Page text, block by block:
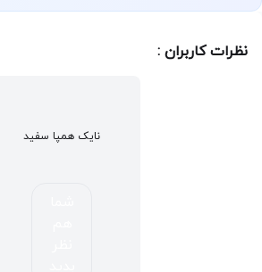
نظرات کاربران :
نایک همپا سفید